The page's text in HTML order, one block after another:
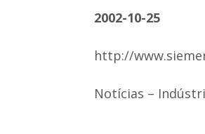
2002-10-25
http://
Notícias –